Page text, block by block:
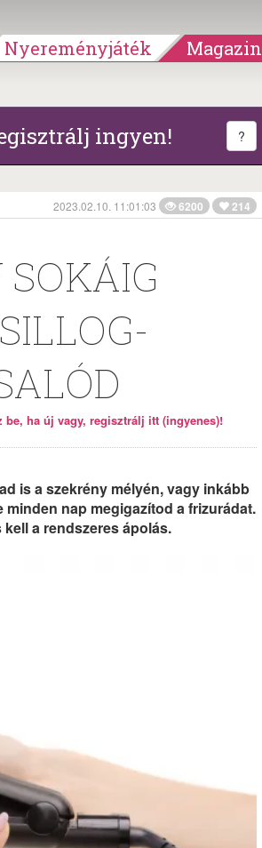
Nyereményjáték Magazin
ingyen! ?
2023.02.10. 11:01:03 6200 214
be, ha új vagy, regisztrálj itt (ingyenes)!
is a szekrény mélyén, vagy inkább
nap megigazítod a frizurádat.
a rendszeres ápolás.